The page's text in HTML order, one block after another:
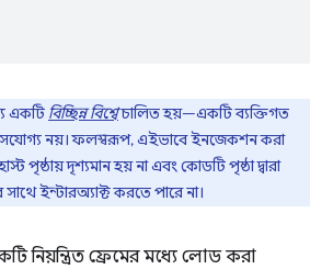
একটি বিচ্ছিন্ন বিশ্বেচালিত হয়—একটি ব্যক্তিগত
নয়। ফলস্বরূপ, এইভাবে ইনজেকশন করা
পৃষ্ঠায় দৃশ্যমান হয় না এবং কোডটি পৃষ্ঠা দ্বারা
সাথে ইন্টারঅ্যাক্ট করতে পারে না।
নিয়ন্ত্রিত ফ্রেমের মধ্যে লোড করা